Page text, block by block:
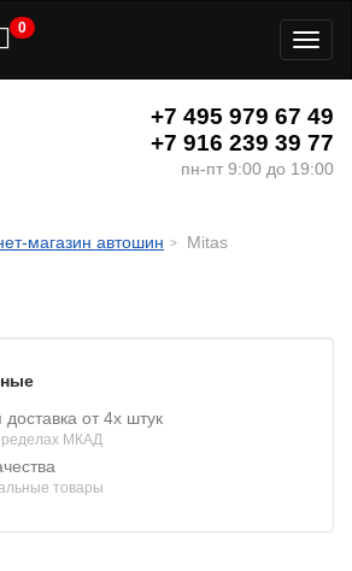
0
+7 495 979 67 49
+7 916 239 39 77
пн-пт 9:00 до 19:00
магазин автошин Mitas
от 4х штук
МКАД
товары